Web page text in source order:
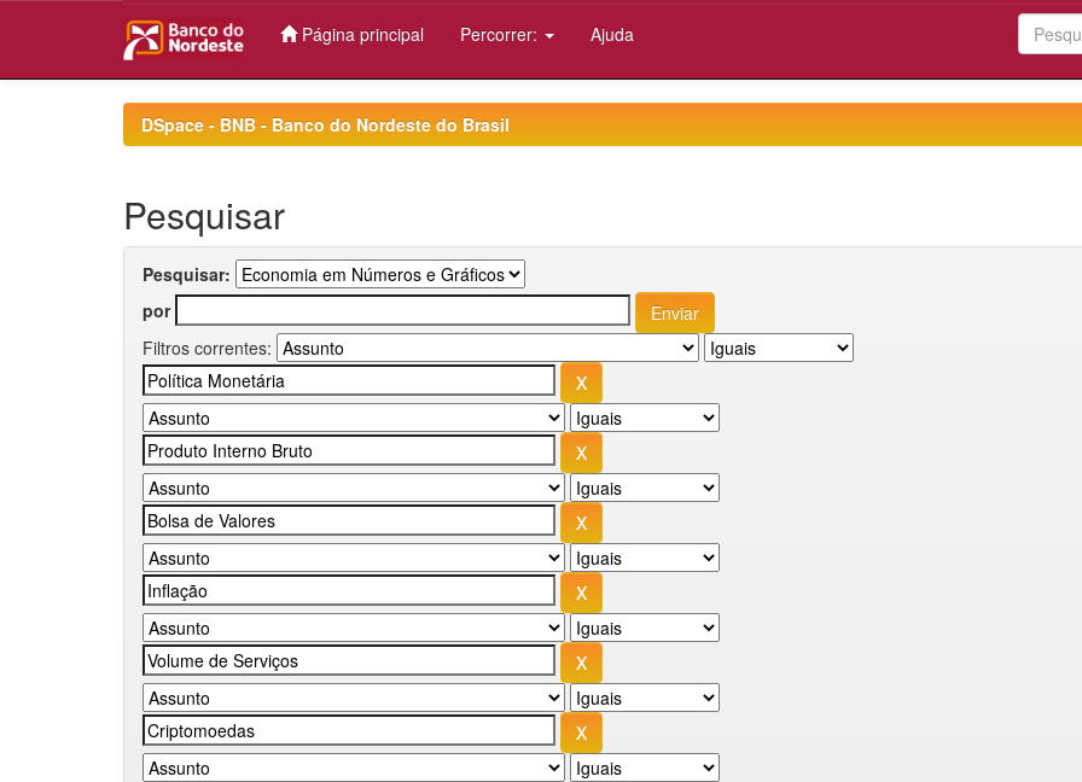
Página principal Percorrer: Ajuda
DSpace - BNB - Banco do Nordeste do Brasil
Pesquisar
Pesquisar:
por
Filtros correntes: